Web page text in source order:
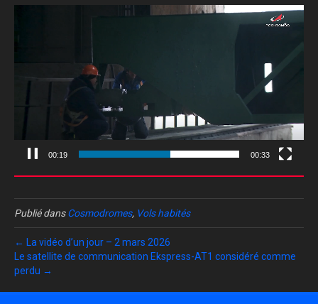
00:20 00:33
Publié dansCosmodromes, Vols habités
← La vidéo d’un jour – 2 mars 2026
Le satellite de communication Ekspress-AT1 considéré comme
perdu →